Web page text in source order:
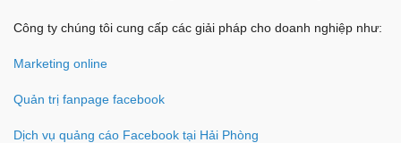
Công ty chúng tôi cung cấp các giải pháp cho doanh nghiệp như:
Marketing online
Quản trị fanpage facebook
Dịch vụ quảng cáo Facebook tại Hải Phòng